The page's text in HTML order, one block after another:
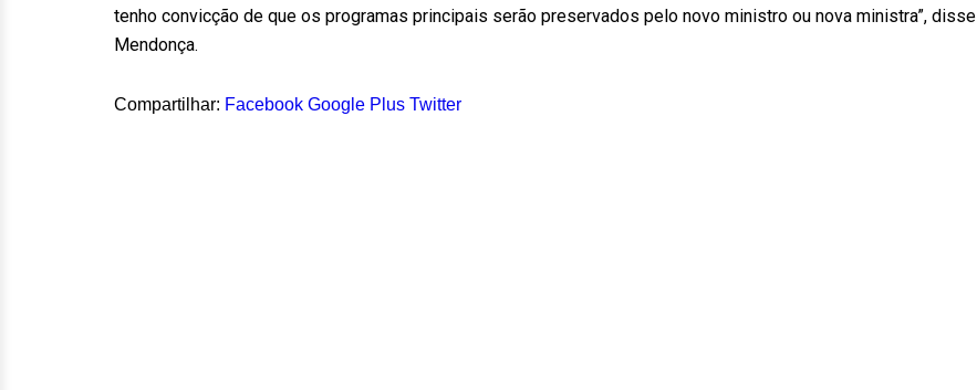
tenho convicção de que os programas principais serão preservados pelo novo ministro ou nova ministra”, disse
Mendonça.
Compartilhar: Facebook Google Plus Twitter